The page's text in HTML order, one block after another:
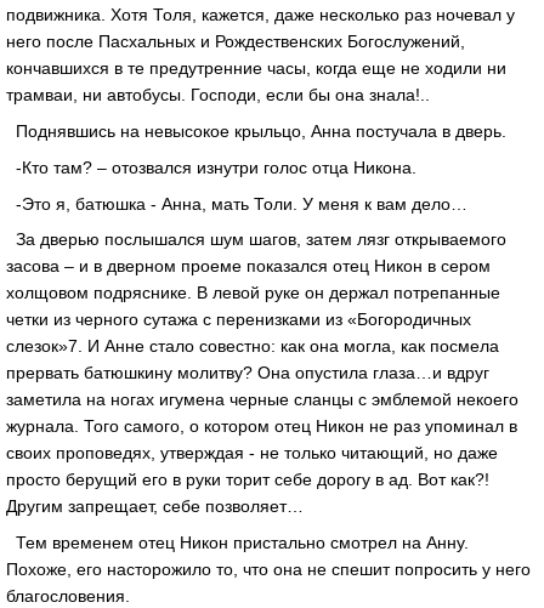
подвижника. Хотя Толя, кажется, даже несколько раз ночевал у
него после Пасхальных и Рождественских Богослужений,
кончавшихся в те предутренние часы, когда еще не ходили ни
трамваи, ни автобусы. Господи, если бы она знала!..
Поднявшись на невысокое крыльцо, Анна постучала в дверь.
-Кто там? – отозвался изнутри голос отца Никона.
-Это я, батюшка - Анна, мать Толи. У меня к вам дело…
За дверью послышался шум шагов, затем лязг открываемого
засова – и в дверном проеме показался отец Никон в сером
холщовом подряснике. В левой руке он держал потрепанные
четки из черного сутажа с перенизками из «Богородичных
слезок»7. И Анне стало совестно: как она могла, как посмела
прервать батюшкину молитву? Она опустила глаза…и вдруг
заметила на ногах игумена черные сланцы с эмблемой некоего
журнала. Того самого, о котором отец Никон не раз упоминал в
своих проповедях, утверждая - не только читающий, но даже
просто берущий его в руки торит себе дорогу в ад. Вот как?!
Другим запрещает, себе позволяет…
Тем временем отец Никон пристально смотрел на Анну.
Похоже, его насторожило то, что она не спешит попросить у него
благословения.